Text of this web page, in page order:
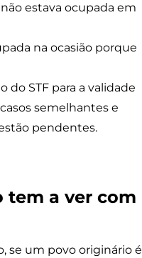
estava ocupada em
na ocasião porque
do STF para a validade
semelhantes e
pendentes.
tem a ver com
se um povo originário é